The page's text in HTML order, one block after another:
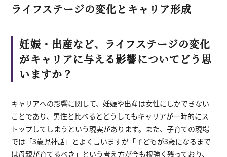
ライフステージの変化とキャリア形成
妊娠・出産など、ライフステージの変化
がキャリアに与える影響についてどう思
いますか？
キャリアへの影響に関して、妊娠や出産は女性にしかできない
ことであり、男性と比べるとどうしてもキャリアが一時的にス
トップしてしまうという現実があります。また、子育ての現場
では「3歳児神話」とよく言いますが「子どもが3歳になるまで
は母親が育てるべき」という考え方が今も根強く残っており、